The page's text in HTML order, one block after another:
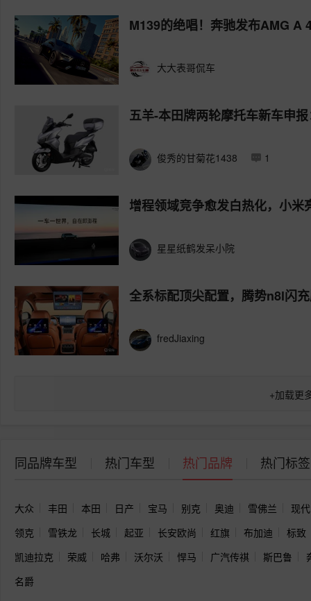
M139的绝唱！奔驰发布AMG A
大大表哥侃车
五羊-本田牌两轮摩托车新车申
俊秀的甘菊花1438 1
增程领域竞争愈发白热化，小
星星纸鹤发呆小院
全系标配顶尖配置，腾势n8l闪
fredJiaxing
+加载更
同品牌车型 热门车型 热门品牌 热门标签
大众 丰田 本田 日产 宝马 别克 奥迪 雪佛兰
现代
领克
雪铁龙 长城 起亚 长安欧尚 红旗 布加迪
标致
凯迪拉克
荣威 哈弗 沃尔沃 悍马 广汽传祺 斯巴鲁
名爵